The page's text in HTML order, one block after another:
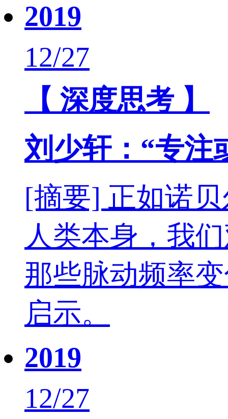
2019
12/27
【 深度思考 】
刘少轩：“专注
[摘要] 正如诺
人类本身，我
那些脉动频率
启示。
2019
12/27